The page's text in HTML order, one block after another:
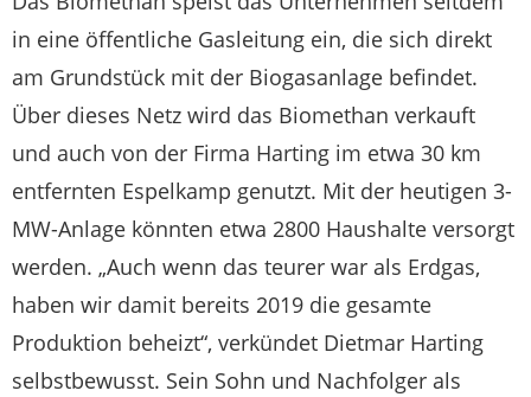
in eine öffentliche Gasleitung ein, die sich direkt
am Grundstück mit der Biogasanlage befindet.
Über dieses Netz wird das Biomethan verkauft
und auch von der Firma Harting im etwa 30 km
entfernten Espelkamp genutzt. Mit der heutigen 3-
MW-Anlage könnten etwa 2800 Haushalte versorgt
werden. „Auch wenn das teurer war als Erdgas,
haben wir damit bereits 2019 die gesamte
Produktion beheizt“, verkündet Dietmar Harting
selbstbewusst. Sein Sohn und Nachfolger als